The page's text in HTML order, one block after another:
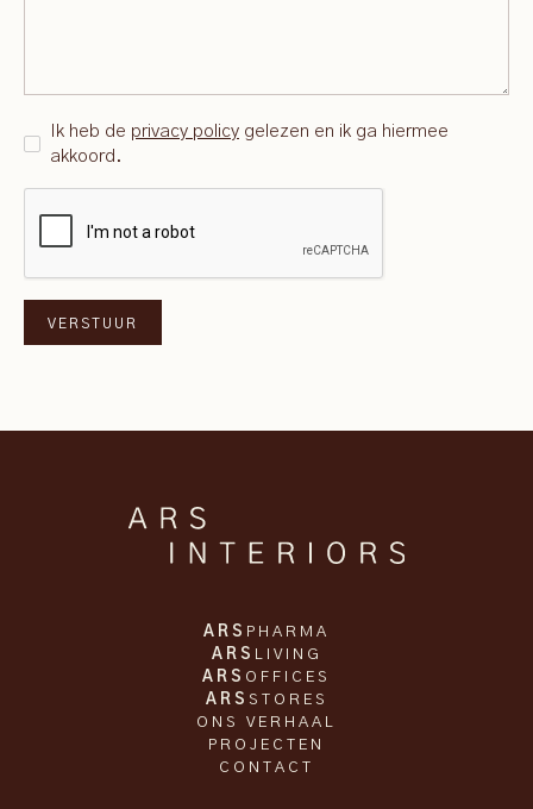
Ik heb de privacy policy gelezen en ik ga hiermee
akkoord.
ARS PHARMA
ARS LIVING
ARS OFFICES
ARS STORES
ONS VERHAAL
PROJECTEN
CONTACT